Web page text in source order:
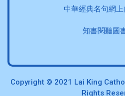
中華經典名句網
知書閱聽圖
Copyright © 2021 Lai King
Rights